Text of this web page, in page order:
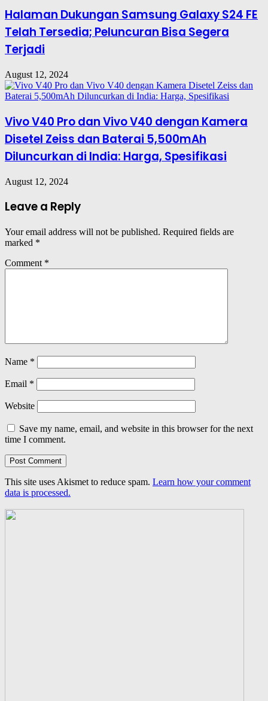
Halaman Dukungan Samsung Galaxy S24 FE
Telah Tersedia; Peluncuran Bisa Segera
Terjadi
August 12, 2024
Vivo V40 Pro dan Vivo V40 dengan Kamera
Disetel Zeiss dan Baterai 5,500mAh
Diluncurkan di India: Harga, Spesifikasi
August 12, 2024
Leave a Reply
Your email address will not be published. Required fields are
marked *
Comment *
Name *
Email *
Website
Save my name, email, and website in this browser for the next
time I comment.
This site uses Akismet to reduce spam. Learn how your comment
data is processed.